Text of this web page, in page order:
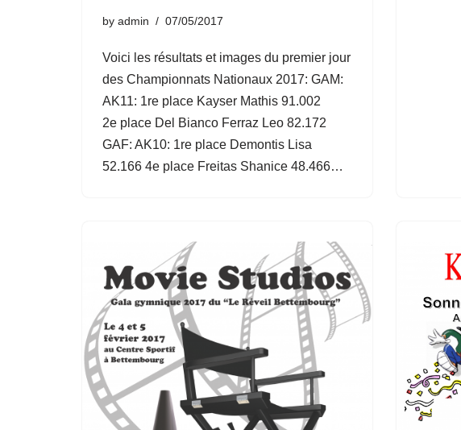
by admin 07/05/2017
Voici les résultats et images du premier jour
des Championnats Nationaux 2017: GAM:
AK11: 1re place Kayser Mathis 91.002
2e place Del Bianco Ferraz Leo 82.172
GAF: AK10: 1re place Demontis Lisa
52.166 4e place Freitas Shanice 48.466…